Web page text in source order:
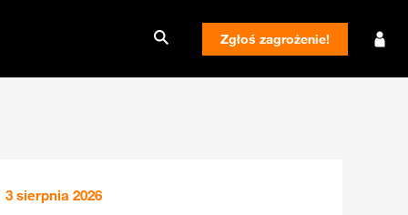
Zgłoś zagrożenie!
3 sierpnia 2026